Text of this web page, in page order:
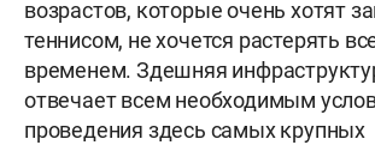
возрастов, которые очень хотят
теннисом, не хочется растерять
временем. Здешняя
отвечает всем необходимым
проведения здесь самых крупных